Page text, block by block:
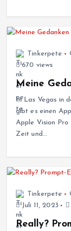
Tinkerpete
670 views
Meine
In Las Vegas in
gibt es einen
Apple Vision
Zeit und…
Tinkerpete
Juli 11, 2023
Really?